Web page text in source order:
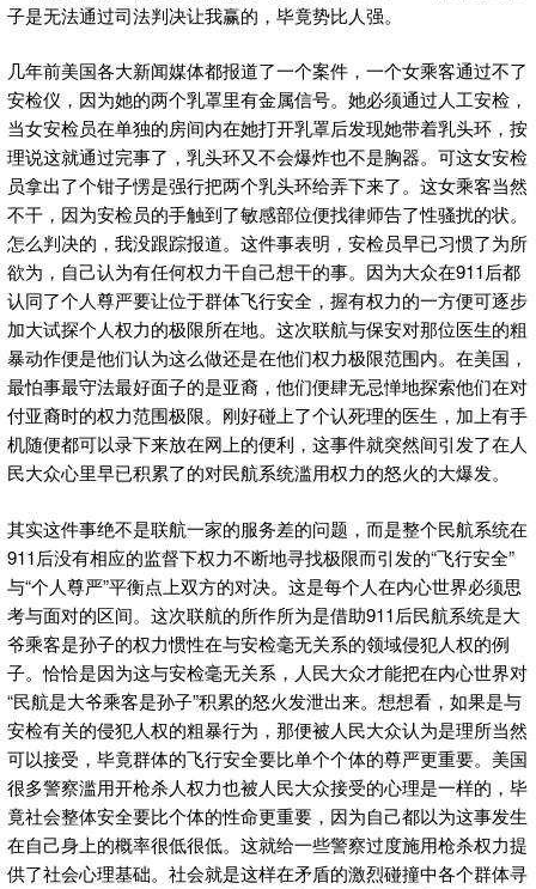
子是无法通过司法判决让我赢的，毕竟势比人强。
几年前美国各大新闻媒体都报道了一个案件，一个女乘客通过不了
安检仪，因为她的两个乳罩里有金属信号。她必须通过人工安检，
当女安检员在单独的房间内在她打开乳罩后发现她带着乳头环，按
理说这就通过完事了，乳头环又不会爆炸也不是胸器。可这女安检
员拿出了个钳子愣是强行把两个乳头环给弄下来了。这女乘客当然
不干，因为安检员的手触到了敏感部位便找律师告了性骚扰的状。
怎么判决的，我没跟踪报道。这件事表明，安检员早已习惯了为所
欲为，自己认为有任何权力干自己想干的事。因为大众在911后都
认同了个人尊严要让位于群体飞行安全，握有权力的一方便可逐步
加大试探个人权力的极限所在地。这次联航与保安对那位医生的粗
暴动作便是他们认为这么做还是在他们权力极限范围内。在美国，
最怕事最守法最好面子的是亚裔，他们便肆无忌惮地探索他们在对
付亚裔时的权力范围极限。刚好碰上了个认死理的医生，加上有手
机随便都可以录下来放在网上的便利，这事件就突然间引发了在人
民大众心里早已积累了的对民航系统滥用权力的怒火的大爆发。
其实这件事绝不是联航一家的服务差的问题，而是整个民航系统在
911后没有相应的监督下权力不断地寻找极限而引发的“飞行安全”
与“个人尊严”平衡点上双方的对决。这是每个人在内心世界必须思
考与面对的区间。这次联航的所作所为是借助911后民航系统是大
爷乘客是孙子的权力惯性在与安检毫无关系的领域侵犯人权的例
子。恰恰是因为这与安检毫无关系，人民大众才能把在内心世界对
“民航是大爷乘客是孙子”积累的怒火发泄出来。想想看，如果是与
安检有关的侵犯人权的粗暴行为，那便被人民大众认为是理所当然
可以接受，毕竟群体的飞行安全要比单个个体的尊严更重要。美国
很多警察滥用开枪杀人权力也被人民大众接受的心理是一样的，毕
竟社会整体安全要比个体的性命更重要，因为自己都以为这事发生
在自己身上的概率很低很低。这就给一些警察过度施用枪杀权力提
供了社会心理基础。社会就是这样在矛盾的激烈碰撞中各个群体寻